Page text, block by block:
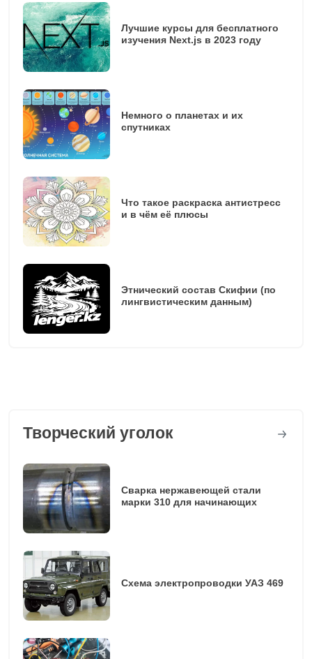
Лучшие курсы для бесплатного
изучения Next.js в 2023 году
Немного о планетах и их
спутниках
Что такое раскраска антистресс
и в чём её плюсы
Этнический состав Скифии (по
лингвистическим данным)
Творческий уголок
Сварка нержавеющей стали
марки 310 для начинающих
Схема электропроводки УАЗ 469